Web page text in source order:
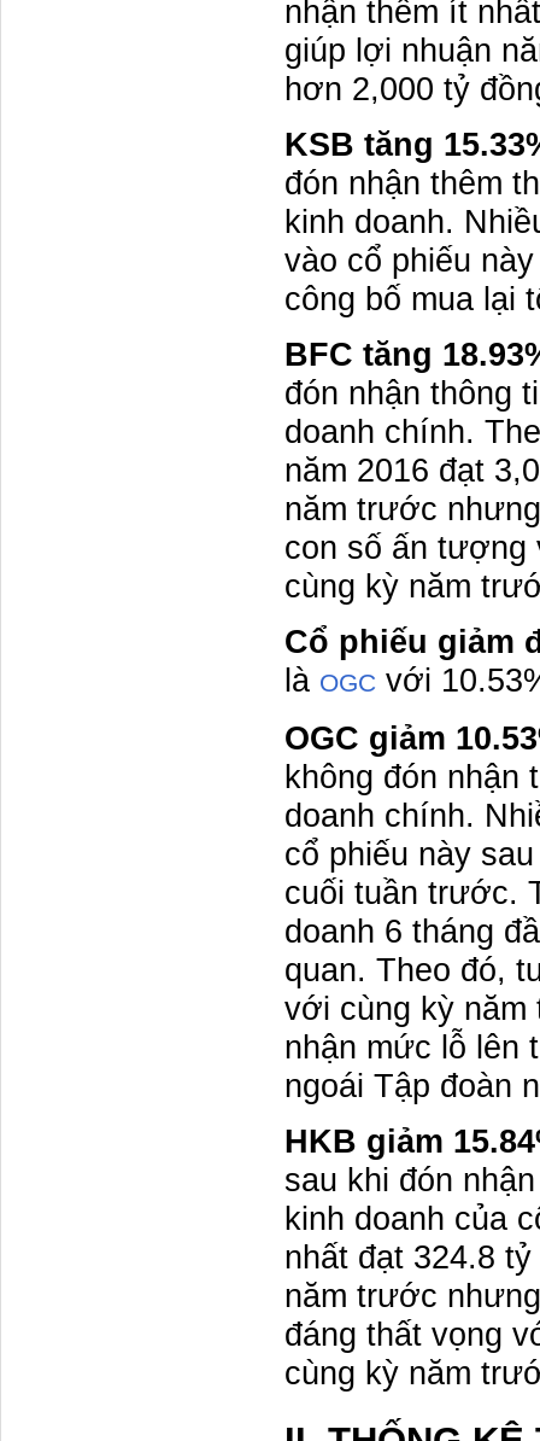
nhận thêm ít
giúp lợi nhuận
hơn 2,000 tỷ
KSB tăng
đón nhận thêm
kinh doanh.
vào cổ phiếu
công bố mua lại
BFC tăng
đón nhận thông
doanh chính.
năm 2016 đạt
năm trước
con số ấn tượng
cùng kỳ năm
Cổ phiếu giảm
là OGC với
OGC giảm
không đón nhận
doanh chính.
cổ phiếu này
cuối tuần trước.
doanh 6 tháng
quan. Theo đó,
với cùng kỳ
nhận mức lỗ lên
ngoái Tập đoàn
HKB giảm
sau khi đón
kinh doanh của
nhất đạt 324.8
năm trước
đáng thất vọng
cùng kỳ năm